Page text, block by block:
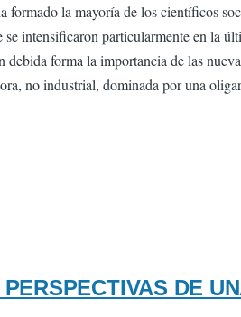
la mayoría de los científicos
intensificaron particularmente en la
debida forma la importancia de las
no industrial, dominada por una
DE